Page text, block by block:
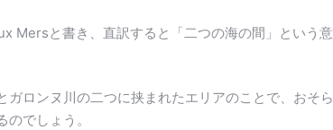
Mersと書き、直訳すると「二つの海の間」という意
ロンヌ川の二つに挟まれたエリアのことで、おそら
でしょう。